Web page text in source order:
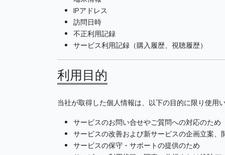
IPアドレス
訪問日時
不正利用記録
サービス利用記録（購入履歴、視聴履歴）
利用目的
当社が取得した個人情報は、以下の目的に限り使用い
サービスのお問い合せやご質問への対応のため
サービスの改善および新サービスの企画立案、
サービスの保守・サポートの提供のため